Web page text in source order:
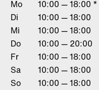
Mo
10:00 — 18:00 *
Di
10:00 — 18:00
Mi
10:00 — 18:00
Do
10:00 — 20:00
Fr
10:00 — 18:00
Sa
10:00 — 18:00
So
10:00 — 18:00